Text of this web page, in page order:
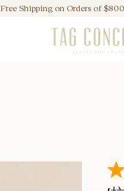
Free Shipping on Orders of